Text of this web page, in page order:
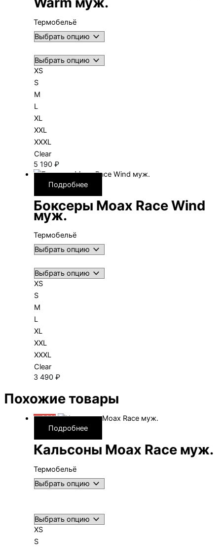
Термобельё
XS
S
M
L
XL
XXL
XXXL
Clear
5 190 ₽
Подробнее
Боксеры Moax Race Wind
муж.
Термобельё
XS
S
M
L
XL
XXL
XXXL
Clear
3 490 ₽
Похожие товары
—30%
Подробнее
Кальсоны Moax Race муж.
Термобельё
XS
S